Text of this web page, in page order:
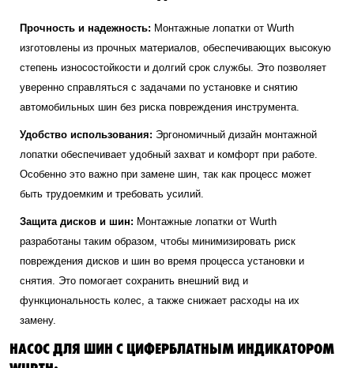
Прочность и надежность: Монтажные лопатки от Wurth
изготовлены из прочных материалов, обеспечивающих высокую
степень износостойкости и долгий срок службы. Это позволяет
уверенно справляться с задачами по установке и снятию
автомобильных шин без риска повреждения инструмента.
Удобство использования: Эргономичный дизайн монтажной
лопатки обеспечивает удобный захват и комфорт при работе.
Особенно это важно при замене шин, так как процесс может
быть трудоемким и требовать усилий.
Защита дисков и шин: Монтажные лопатки от Wurth
разработаны таким образом, чтобы минимизировать риск
повреждения дисков и шин во время процесса установки и
снятия. Это помогает сохранить внешний вид и
функциональность колес, а также снижает расходы на их
замену.
НАСОС ДЛЯ ШИН С ЦИФЕРБЛАТНЫМ ИНДИКАТОРОМ